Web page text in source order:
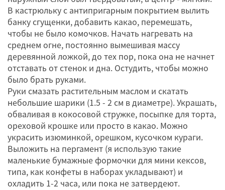
В кастрюльку с антипригарным покрытием вылить
банку сгущенки, добавить какао, перемешать,
чтобы не было комочков. Начать нагревать на
среднем огне, постоянно вымешивая массу
деревянной ложкой, до тех пор, пока она не начнет
отставать от стенок и дна. Остудить, чтобы можно
было брать руками.
Руки смазать растительным маслом и скатать
небольшие шарики (1.5 - 2 см в диаметре). Украшать,
обваливая в кокосовой стружке, посыпке для торта,
ореховой крошке или просто в какао. Можно
украсить изюминкой, орешком, кусочком кураги.
Выложить на пергамент (я использую такие
маленькие бумажные формочки для мини кексов,
типа, как конфеты в наборах укладывают) и
охладить 1-2 часа, или пока не затвердеют.